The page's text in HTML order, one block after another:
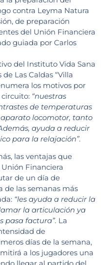
contra Leyma Natura
de preparación
del Unión Financiera
guiada por Carlos
del Instituto Vida Sana
Las Caldas “Villa
los motivos por
“nuestras
de temperaturas
locomotor, tanto
ayuda a reducir
para la relajación”.
las ventajas que
Financiera
de un día de
de las semanas más
“les ayuda a reducir la
la articulación ya
pasa factura”. La
de
días de la semana,
a los jugadores una